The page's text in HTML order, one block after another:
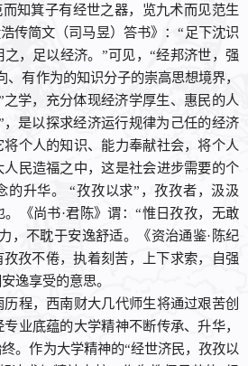
知箕子有经世之器，览九术而见范生
传简文（司马昱）答书》：“足下沈识
，足以经济。”可见，“经邦济世，强
、有作为的知识分子的崇高思想境界，
学，充分体现经济学厚生、惠民的人
是以探求经济运行规律为己任的经济
个人的知识、能力奉献社会，将个人
民造福之中，这是社会进步需要的个
的升华。 “孜孜以求”，孜孜者，汲汲
《尚书·君陈》谓：“惟日孜孜，无敢
，不耽于安逸舒适。《资治通鉴·陈纪
孜不倦，执着刻苦，上下求索，自强
逸享受的意思。
程，西南财大几代师生将通过艰苦创
业底蕴的大学精神不断传承、升华，
。作为大学精神的“经世济民，孜孜以